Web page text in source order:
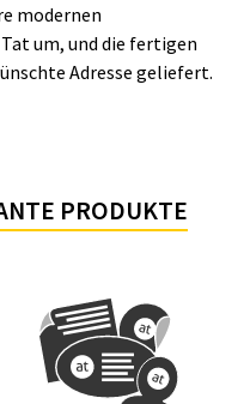
modernen
um, und die fertigen
Adresse geliefert.
PRODUKTE